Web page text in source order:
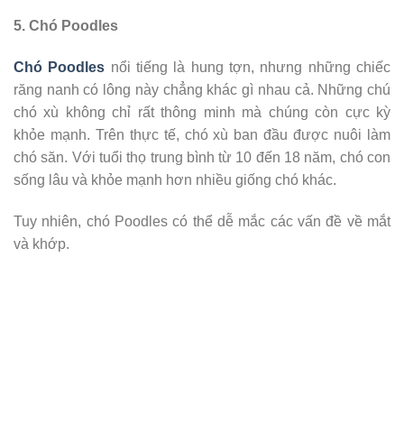
5. Chó Poodles
Chó Poodles nổi tiếng là hung tợn, nhưng những chiếc
răng nanh có lông này chẳng khác gì nhau cả. Những chú
chó xù không chỉ rất thông minh mà chúng còn cực kỳ
khỏe mạnh. Trên thực tế, chó xù ban đầu được nuôi làm
chó săn. Với tuổi thọ trung bình từ 10 đến 18 năm, chó con
sống lâu và khỏe mạnh hơn nhiều giống chó khác.
Tuy nhiên, chó Poodles có thể dễ mắc các vấn đề về mắt
và khớp.